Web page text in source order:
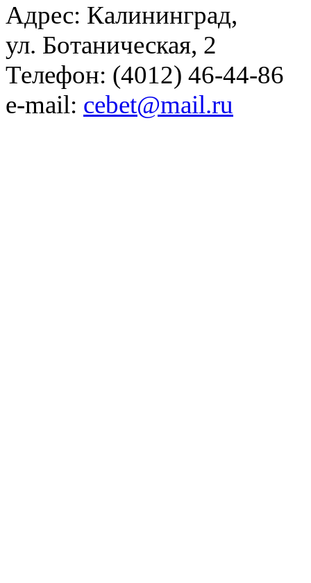
Адрес: Калининград,
ул. Ботаническая, 2
Телефон: (4012) 46-44-86
e-mail: cebet@mail.ru